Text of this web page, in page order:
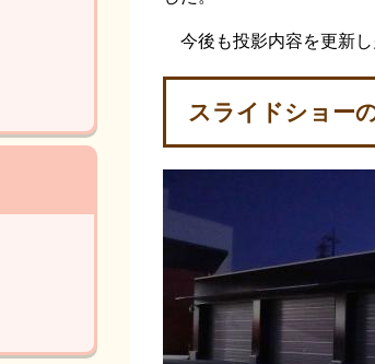
今後も投影内容を更新し
スライドショー